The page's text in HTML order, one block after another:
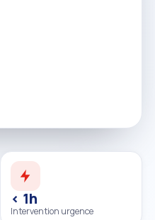
< 1h
Intervention urgence